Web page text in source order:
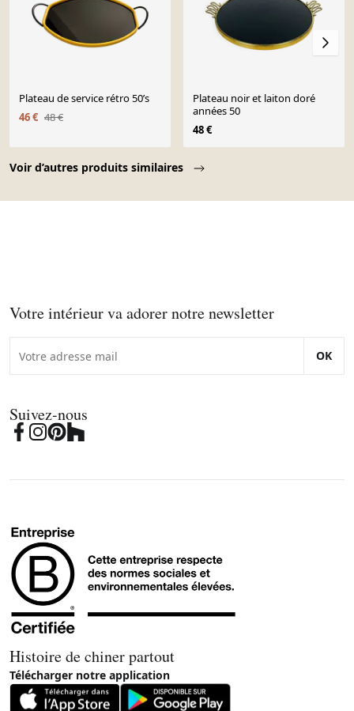
Voir d’autres produits similaires
Plateau de service rétro 50’s
46 € 48 €
Plateau noir et laiton doré
années 50
48 €
Votre intérieur va adorer notre newsletter
OK
Suivez-nous
Histoire de chiner partout
Télécharger notre application